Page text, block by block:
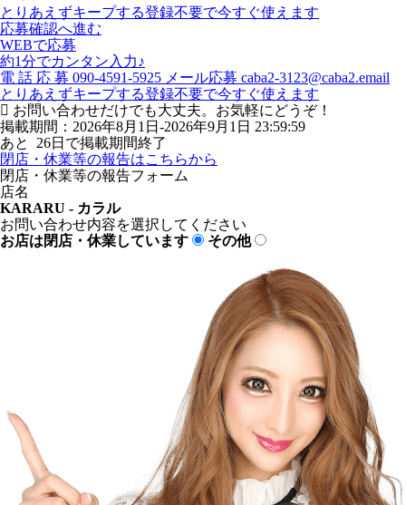
とりあえずキープする登録不要で今すぐ使えます
応募確認へ進む
WEBで応募
約1分でカンタン入力♪
電 話 応 募 090-4591-5925 メール応募 caba2-3123@caba2.email
とりあえずキープする登録不要で今すぐ使えます
お問い合わせだけでも大丈夫。お気軽にどうぞ！
掲載期間：2026年8月1日-2026年9月1日 23:59:59
あと 26日で掲載期間終了
閉店・休業等の報告はこちらから
閉店・休業等の報告フォーム
店名
KARARU - カラル
お問い合わせ内容を選択してください
お店は閉店・休業しています
その他